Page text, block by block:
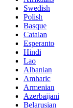
Swedish
Polish
Basque
Catalan
Esperanto
Hindi
Lao
Albanian
Amharic
Armenian
Azerbaijani
Belarusian